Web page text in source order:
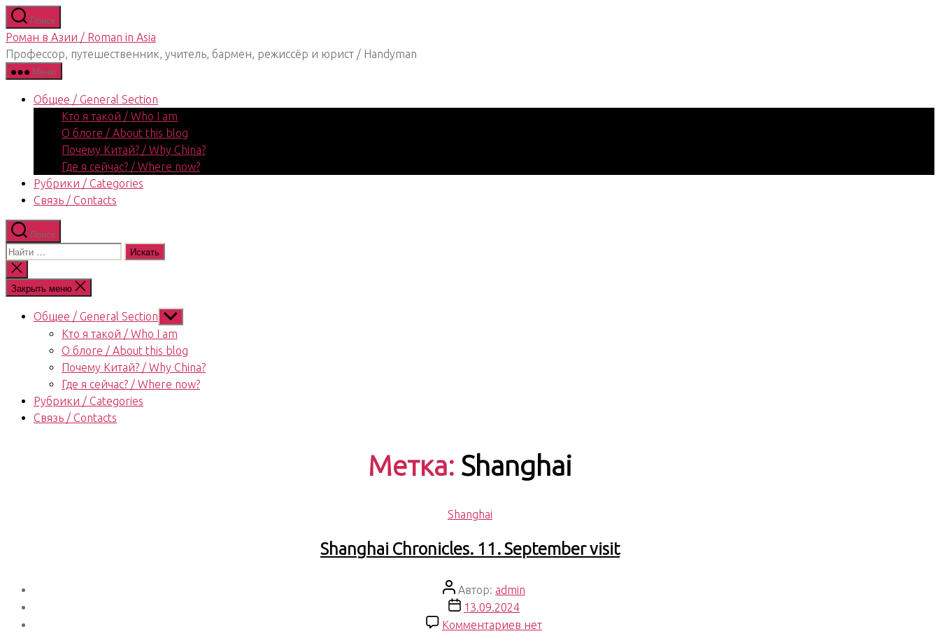
Перейти
к
содержимому
Поиск
Роман в Азии / Roman in Asia
Профессор, путешественник, учитель, бармен, режиссёр и юрист / Handyman
Меню
Общее / General Section
Кто я такой / Who I am
О блоге / About this blog
Почему Китай? / Why China?
Где я сейчас? / Where now?
Рубрики / Categories
Связь / Contacts
Поиск
Поиск:
Закрыть
поиск
Закрыть меню
Общее / General Section Показывать
подменю
Кто я такой / Who I am
О блоге / About this blog
Почему Китай? / Why China?
Где я сейчас? / Where now?
Рубрики / Categories
Связь / Contacts
Метка: Shanghai
Рубрики
Shanghai
Shanghai Chronicles. 11. September visit
Автор
записи
Автор: admin
Дата
записи
13.09.2024
Комментариев кнет